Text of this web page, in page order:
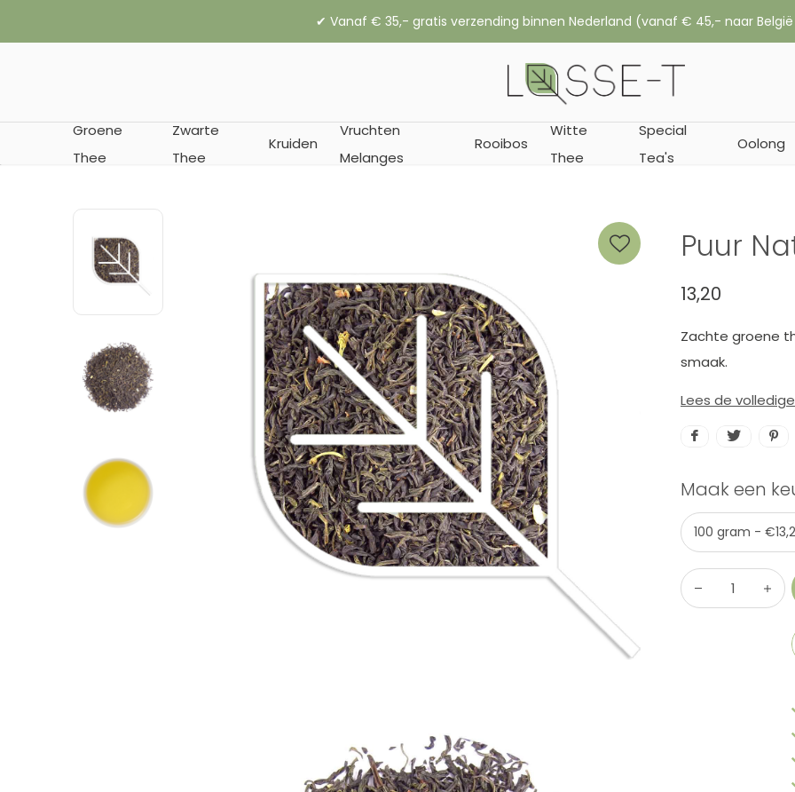
Groene
Thee
Zwarte
Thee
Kruiden
Vruchten
Melanges
Rooibos
Witte
Thee
Special
Tea's
Oolong
✔︎ Vanaf € 35,- gratis verzending binnen Nederland (vanaf € 45,- naar
Puur
13,20
Zachte groene
smaak.
Lees de
Maak een